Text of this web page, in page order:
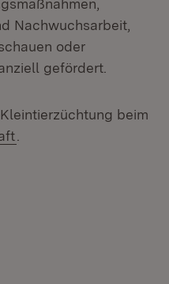
Nachwuchsarbeit,
oder
gefördert.
beim